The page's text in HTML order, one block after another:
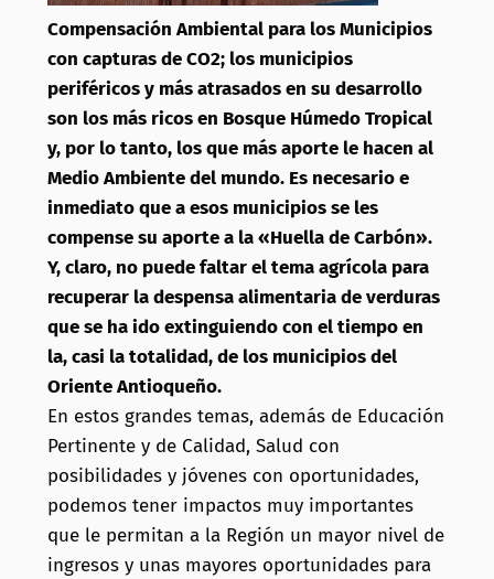
Compensación Ambiental para los Municipios
con capturas de CO2; los municipios
periféricos y más atrasados en su desarrollo
son los más ricos en Bosque Húmedo Tropical
y, por lo tanto, los que más aporte le hacen al
Medio Ambiente del mundo. Es necesario e
inmediato que a esos municipios se les
compense su aporte a la «Huella de Carbón».
Y, claro, no puede faltar el tema agrícola para
recuperar la despensa alimentaria de verduras
que se ha ido extinguiendo con el tiempo en
la, casi la totalidad, de los municipios del
Oriente Antioqueño.
En estos grandes temas, además de Educación
Pertinente y de Calidad, Salud con
posibilidades y jóvenes con oportunidades,
podemos tener impactos muy importantes
que le permitan a la Región un mayor nivel de
ingresos y unas mayores oportunidades para